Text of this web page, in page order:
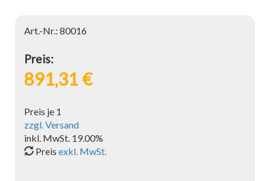
Art.-Nr.: 80016
Preis:
891,31 €
Preis je 1
zzgl. Versand
inkl. MwSt. 19.00%
Preis exkl. MwSt.